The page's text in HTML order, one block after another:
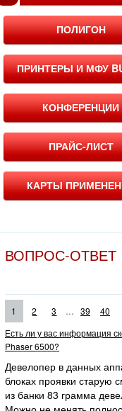
ПОЛИГОН
ПРИНТЕРЫ И МФУ
КОНФЕРЕНЦИИ
ПРАЙС-ЛИСТ
КАРТЫ
ВОПРОС-ОТВЕТ
1 2 3 ... 39 40
Есть ли у вас информация
Phaser 6500?
Девелопер в данных
блоках проявки старую
из банки 83 грамма